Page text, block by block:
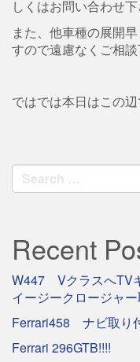
しくはお問い合わせ
また、他車種の展開
すので遠慮なくご相
ではでは本日はこの
Search
for:
Recent
W447 VクラスへTV
イージークロージャ
Ferrari458 ナビ取り
Ferrari 296GTB!!!!